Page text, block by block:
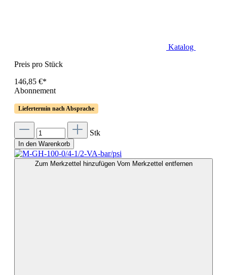
Katalog
Preis pro Stück
146,85 €*
Abonnement
Liefertermin nach Absprache
Stk
In den Warenkorb
Zum Merkzettel hinzufügen Vom Merkzettel entfernen